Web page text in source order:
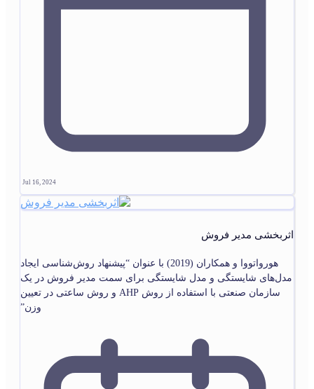
Jul 16, 2024
اثربخشی مدیر فروش
هورواتووا و همکاران (2019) با عنوان “پیشنهاد روش‌شناسی ایجاد
مدل‌های شایستگی و مدل شایستگی برای سمت مدیر فروش در یک
سازمان صنعتی با استفاده از روش AHP و روش ساعتی در تعیین
وزن”